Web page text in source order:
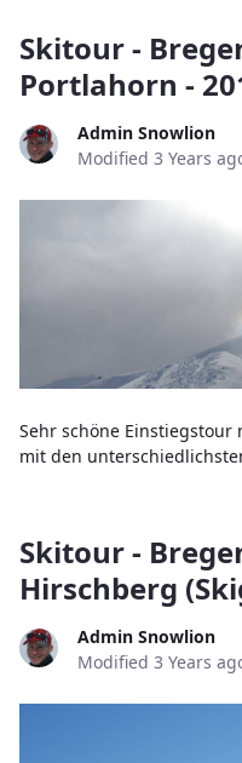
Skitour -
Portlahorn -
Admin Snowlion
Modified 3 Years
Sehr schöne
mit den
Skitour -
Hirschberg
Admin Snowlion
Modified 3 Years